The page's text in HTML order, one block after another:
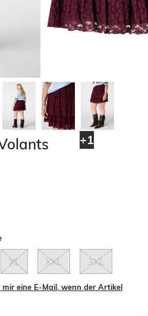
+1
XL XXL 3XL
mir eine E-Mail, wenn der Artikel